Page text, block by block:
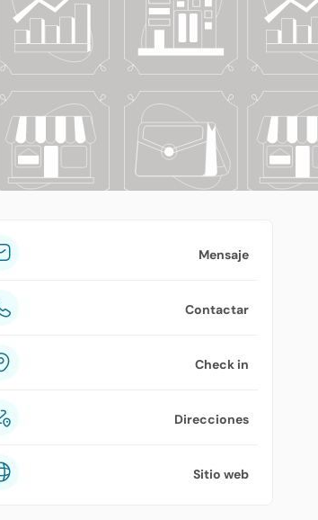
Mensaje
Contactar
Check in
Direcciones
Sitio web
Comunidad
Encuentra personas cerca de ti
tuPlaza
Acerca de nosotros